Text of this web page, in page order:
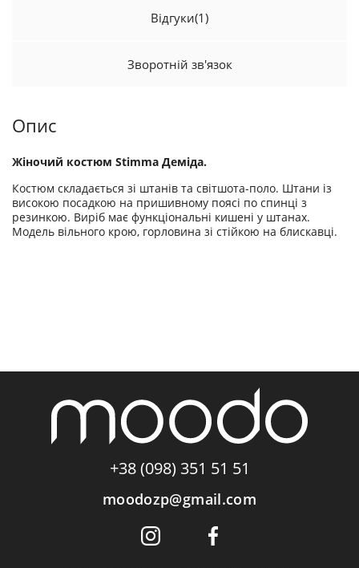
Відгуки(1)
Зворотній зв'язок
Опис
Жіночий костюм Stimma Деміда.
Костюм складається зі штанів та світшота-поло. Штани із
високою посадкою на пришивному поясі по спинці з
резинкою. Виріб має функціональні кишені у штанах.
Модель вільного крою, горловина зі стійкою на блискавці.
+38 (098) 351 51 51
moodozp@gmail.com